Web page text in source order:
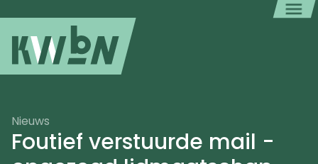
Nieuws
Foutief verstuurde mail -